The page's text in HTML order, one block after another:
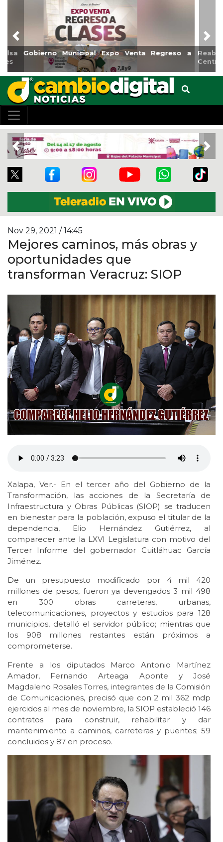
Reabrirá Coatzacoalcos la Alberca Semiolímpica Zona
Centro
Previous
Previous
Nov 29, 2021 / 14:45
Mejores caminos, más obras y
oportunidades que
transforman Veracruz: SIOP
Xalapa, Ver.- En el tercer año del Gobierno de la
Transformación, las acciones de la Secretaría de
Infraestructura y Obras Públicas (SIOP) se traducen
en bienestar para la población, expuso el titular de la
dependencia, Elio Hernández Gutiérrez, al
comparecer ante la LXVI Legislatura con motivo del
Tercer Informe del gobernador Cuitláhuac García
Jiménez.
De un presupuesto modificado por 4 mil 420
millones de pesos, fueron ya devengados 3 mil 498
en 300 obras carreteras, urbanas,
telecomunicaciones, proyectos y estudios para 128
municipios, detalló el servidor público; mientras que
los 908 millones restantes están próximos a
comprometerse.
Frente a los diputados Marco Antonio Martínez
Amador, Fernando Arteaga Aponte y José
Magdaleno Rosales Torres, integrantes de la Comisión
de Comunicaciones, precisó que con 2 mil 362 mdp
ejercidos al mes de noviembre, la SIOP estableció 146
contratos para construir, rehabilitar y dar
mantenimiento a caminos, carreteras y puentes; 59
concluidos y 87 en proceso.